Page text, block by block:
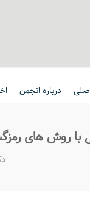
درباره انجمن
با روش های